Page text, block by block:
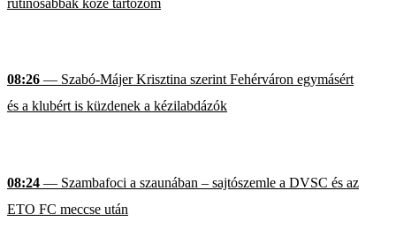
08:26 — Szabó-Májer Krisztina szerint Fehérváron egymásért
és a klubért is küzdenek a kézilabdázók
08:24 — Szambafoci a szaunában – sajtószemle a DVSC és az
ETO FC meccse után